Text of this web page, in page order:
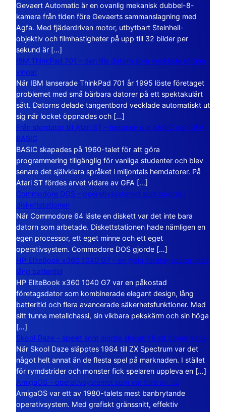
Gevaert Automatic är en ovanlig mekanisk dubbel-8-
kamera från tiden före Gevaerts sammanslagning med
Agfa. Med fjäderdriven motor, utbytbart Steinheil-
objektiv och filmhastigheter på upp till 32 bilder per
sekund är […]
IBM ThinkPad 701 – den lilla datorn som vecklade ut sina
vingar
När IBM lanserade ThinkPad 701 år 1995 löste företaget
problemet med små bärbara datorer på ett spektakulärt
sätt. Datorns delade tangentbord vecklade automatiskt ut
sig när locket öppnades och […]
Från stordator till Atari ST – historien om BASIC och GFA
BASIC
BASIC skapades på 1960-talet för att göra
programmering tillgänglig för vanliga studenter och blev
senare det självklara språket i miljontals hemdatorer. På
Atari ST fördes arvet vidare av GFA […]
Commodore DOS – operativsystemet som bodde i
diskettstationen
När Commodore 64 läste en diskett var det inte bara
datorn som arbetade. Diskettstationen hade nämligen en
egen processor, ett eget minne och ett eget
operativsystem. Commodore DOS gjorde […]
HP EliteBook x360 1040 G7 – en lyxig företagsdator med
lång batteritid
HP EliteBook x360 1040 G7 var en påkostad
företagsdator som kombinerade elegant design, lång
batteritid och flera avancerade säkerhetsfunktioner. Med
sitt tunna metallchassi, sin vikbara pekskärm och sin höga
[…]
Skool Daze – spelet som gjorde skolan till ett öppet kaos
När Skool Daze släpptes 1984 till ZX Spectrum var det
något helt annat än de flesta spel på marknaden. I stället
för rymdstrider och monster fick spelaren uppleva en […]
AmigaOS – operativsystemet som var före sin tid
AmigaOS var ett av 1980-talets mest banbrytande
operativsystem. Med grafiskt gränssnitt, effektiv